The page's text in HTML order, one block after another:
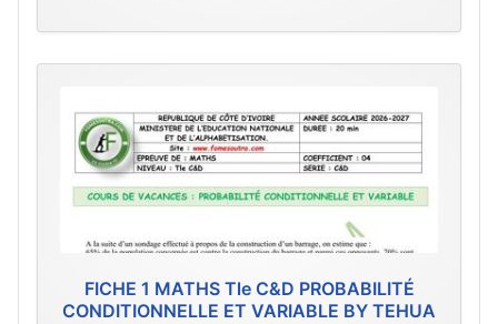
FICHE 1 MATHS Tle C&D PROBABILITÉ
CONDITIONNELLE ET VARIABLE BY TEHUA